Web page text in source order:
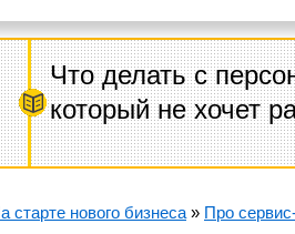
Что делать с
который не хочет
старте нового бизнеса » Про